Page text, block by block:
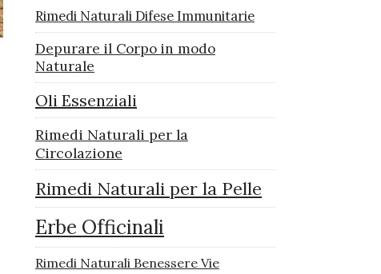
Rimedi Naturali Difese Immunitarie
Depurare il Corpo in modo
Naturale
Oli Essenziali
Rimedi Naturali per la
Circolazione
Rimedi Naturali per la Pelle
Erbe Officinali
Rimedi Naturali Benessere Vie